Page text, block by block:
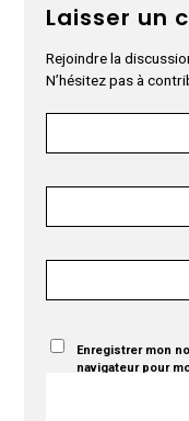
Laisser un
Rejoindre la
N’hésitez pas à
Enregistrer mon
navigateur pour